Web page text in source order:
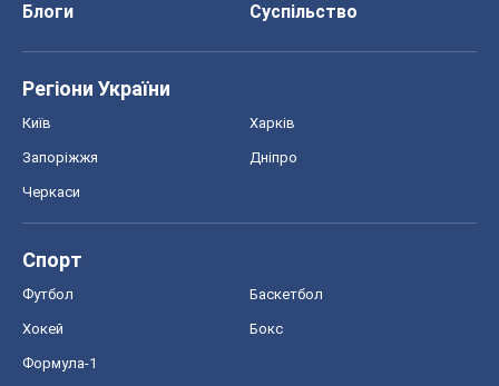
Блоги
Суспільство
Регіони України
Київ Харків
Запоріжжя Дніпро
Черкаси
Спорт
Футбол Баскетбол
Хокей Бокс
Формула-1